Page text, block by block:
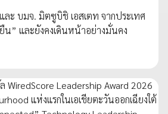
ะ บมจ. มิตซูบิชิ เอสเตท จากประเทศ
” และยังคงเดินหน้าอย่างมั่นคง